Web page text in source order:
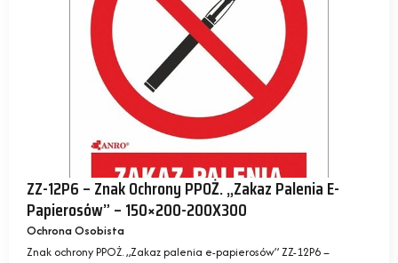
ZZ-12P6 – Znak Ochrony PPOŻ. „Zakaz Palenia E-
Papierosów” – 150×200-200X300
Ochrona Osobista
Znak ochrony PPOŻ. „Zakaz palenia e-papierosów” ZZ-12P6 –